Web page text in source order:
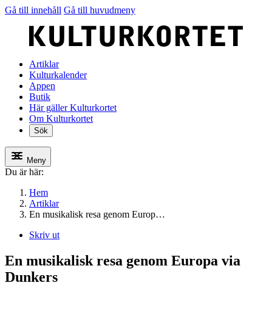
Gå till innehåll Gå till huvudmeny
Artiklar
Kulturkalender
Appen
Butik
Här gäller Kulturkortet
Om Kulturkortet
Sök
Meny
Du är här:
Hem
Artiklar
En musikalisk resa genom Europ…
Skriv ut
En musikalisk resa genom Europa via
Dunkers